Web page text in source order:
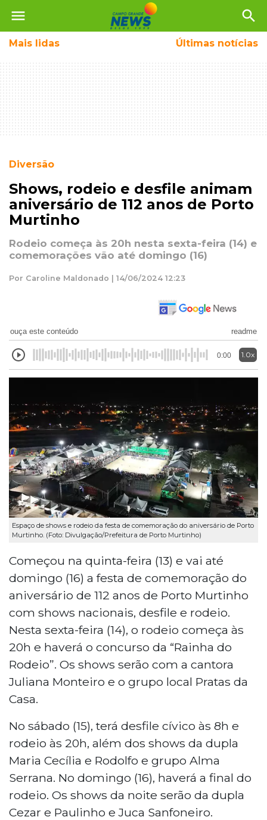
menu search
Mais lidas Últimas notícias
Diversão
Shows, rodeio e desfile animam
aniversário de 112 anos de Porto
Murtinho
Rodeio começa às 20h nesta sexta-feira (14) e
comemorações vão até domingo (16)
Por Caroline Maldonado | 14/06/2024 12:23
ouça este conteúdo readme
0:00 1.0x
Espaço de shows e rodeio da festa de comemoração do aniversário de Porto
Murtinho. (Foto: Divulgação/Prefeitura de Porto Murtinho)
Começou na quinta-feira (13) e vai até
domingo (16) a festa de comemoração do
aniversário de 112 anos de Porto Murtinho
com shows nacionais, desfile e rodeio.
Nesta sexta-feira (14), o rodeio começa às
20h e haverá o concurso da “Rainha do
Rodeio”. Os shows serão com a cantora
Juliana Monteiro e o grupo local Pratas da
Casa.
No sábado (15), terá desfile cívico às 8h e
rodeio às 20h, além dos shows da dupla
Maria Cecília e Rodolfo e grupo Alma
Serrana. No domingo (16), haverá a final do
rodeio. Os shows da noite serão da dupla
Cezar e Paulinho e Juca Sanfoneiro.